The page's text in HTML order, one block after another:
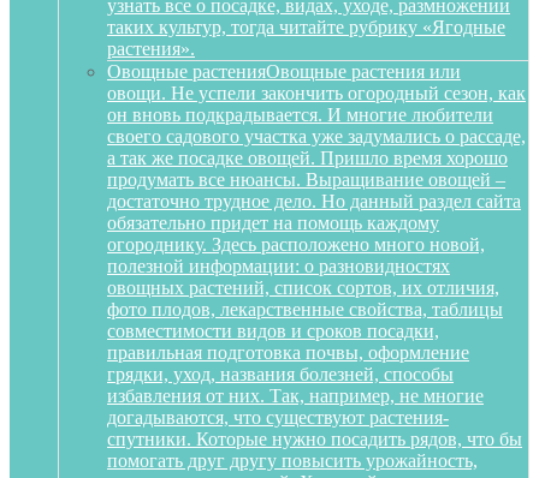
узнать все о посадке, видах, уходе, размножении
таких культур, тогда читайте рубрику «Ягодные
растения».
Овощные растенияОвощные растения или
овощи. Не успели закончить огородный сезон, как
он вновь подкрадывается. И многие любители
своего садового участка уже задумались о рассаде,
а так же посадке овощей. Пришло время хорошо
продумать все нюансы. Выращивание овощей –
достаточно трудное дело. Но данный раздел сайта
обязательно придет на помощь каждому
огороднику. Здесь расположено много новой,
полезной информации: о разновидностях
овощных растений, список сортов, их отличия,
фото плодов, лекарственные свойства, таблицы
совместимости видов и сроков посадки,
правильная подготовка почвы, оформление
грядки, уход, названия болезней, способы
избавления от них. Так, например, не многие
догадываются, что существуют растения-
спутники. Которые нужно посадить рядов, что бы
помогать друг другу повысить урожайность,